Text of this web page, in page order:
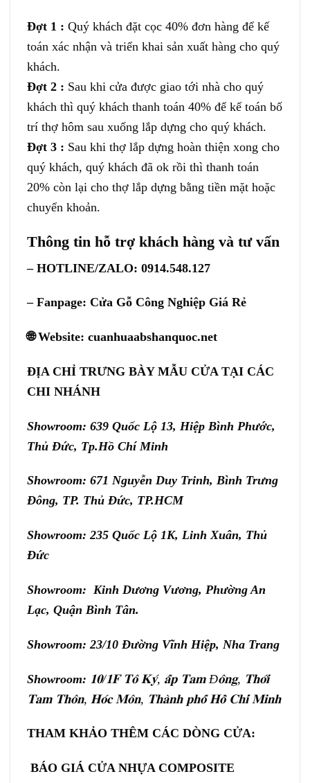
Đợt 1 : Quý khách đặt cọc 40% đơn hàng để kế
toán xác nhận và triển khai sản xuất hàng cho quý
khách.
Đợt 2 : Sau khi cửa được giao tới nhà cho quý
khách thì quý khách thanh toán 40% để kế toán bố
trí thợ hôm sau xuống lắp dựng cho quý khách.
Đợt 3 : Sau khi thợ lắp dựng hoàn thiện xong cho
quý khách, quý khách đã ok rồi thì thanh toán
20% còn lại cho thợ lắp dựng bằng tiền mặt hoặc
chuyển khoản.
Thông tin hỗ trợ khách hàng và tư vấn
– HOTLINE/ZALO: 0914.548.127
– Fanpage: Cửa Gỗ Công Nghiệp Giá Rẻ
🌐 Website: cuanhuaabshanquoc.net
ĐỊA CHỈ TRƯNG BÀY MẪU CỬA TẠI CÁC
CHI NHÁNH
Showroom: 639 Quốc Lộ 13, Hiệp Bình Phước,
Thủ Đức, Tp.Hồ Chí Minh
Showroom: 671 Nguyễn Duy Trinh, Bình Trưng
Đông, TP. Thủ Đức, TP.HCM
Showroom: 235 Quốc Lộ 1K, Linh Xuân, Thủ
Đức
Showroom: Kinh Dương Vương, Phường An
Lạc, Quận Bình Tân.
Showroom: 23/10 Đường Vĩnh Hiệp, Nha Trang
Showroom: 𝟏𝟎/𝟏𝐅 𝐓𝐨̂ 𝐊𝐲́, 𝐚̂́𝐩 𝐓𝐚𝐦 Đ𝐨̂𝐧𝐠, 𝐓𝐡𝐨̛́𝐢
𝐓𝐚𝐦 𝐓𝐡𝐨̂𝐧, 𝐇𝐨́𝐜 𝐌𝐨̂𝐧, 𝐓𝐡𝐚̀𝐧𝐡 𝐩𝐡𝐨̂́ 𝐇𝐨̂̀ 𝐂𝐡𝐢́ 𝐌𝐢𝐧𝐡
THAM KHẢO THÊM CÁC DÒNG CỬA:
BÁO GIÁ CỬA NHỰA COMPOSITE